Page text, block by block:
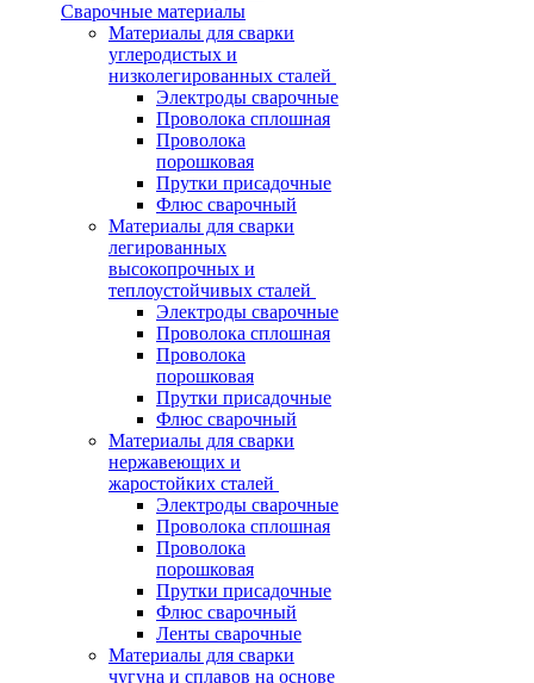
Сварочные материалы
Материалы для сварки
углеродистых и
низколегированных сталей
Электроды сварочные
Проволока сплошная
Проволока
порошковая
Прутки присадочные
Флюс сварочный
Материалы для сварки
легированных
высокопрочных и
теплоустойчивых сталей
Электроды сварочные
Проволока сплошная
Проволока
порошковая
Прутки присадочные
Флюс сварочный
Материалы для сварки
нержавеющих и
жаростойких сталей
Электроды сварочные
Проволока сплошная
Проволока
порошковая
Прутки присадочные
Флюс сварочный
Ленты сварочные
Материалы для сварки
чугуна и сплавов на основе